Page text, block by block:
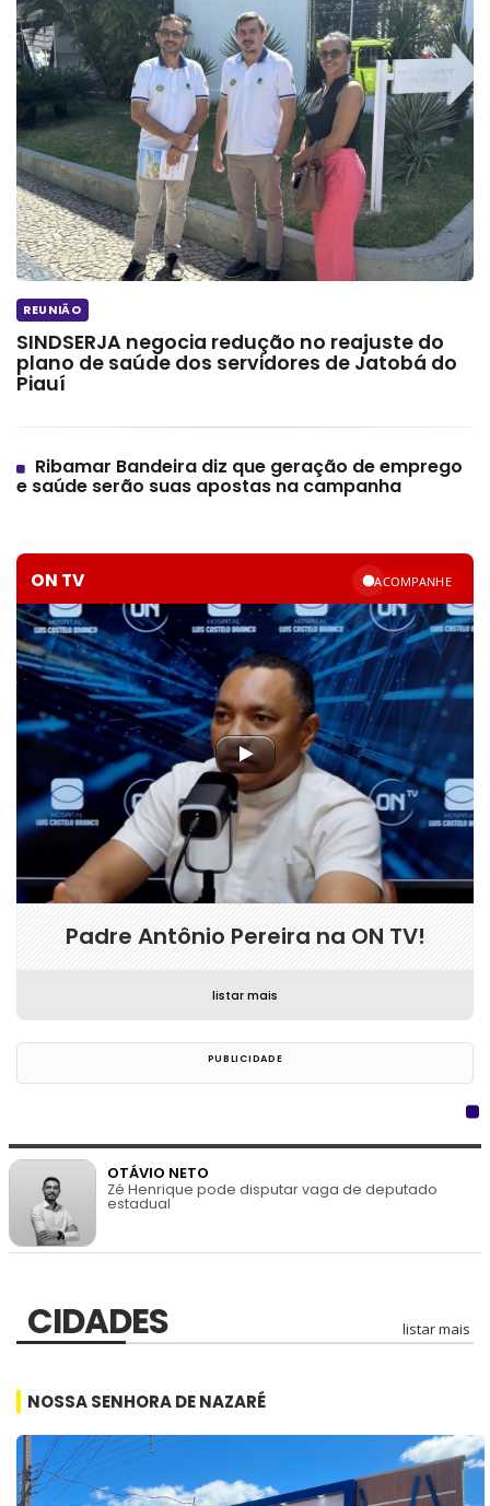
REUNIÃO
SINDSERJA negocia redução no reajuste do
plano de saúde dos servidores de Jatobá do
Piauí
Ribamar Bandeira diz que geração de emprego
e saúde serão suas apostas na campanha
ON TV ACOMPANHE
Padre Antônio Pereira na ON TV!
listar mais
OTÁVIO NETO
Zé Henrique pode disputar vaga de deputado
estadual
CIDADES listar mais
NOSSA SENHORA DE NAZARÉ